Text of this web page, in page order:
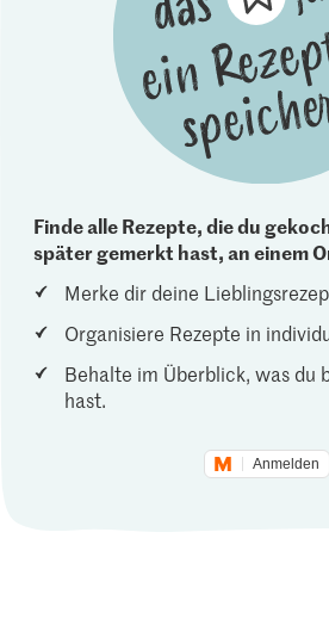
Finde alle Rezepte, die du
später gemerkt hast, an einem
Merke dir deine
Organisiere Rezepte in
Behalte im Überblick, was du
hast.
Anmelden